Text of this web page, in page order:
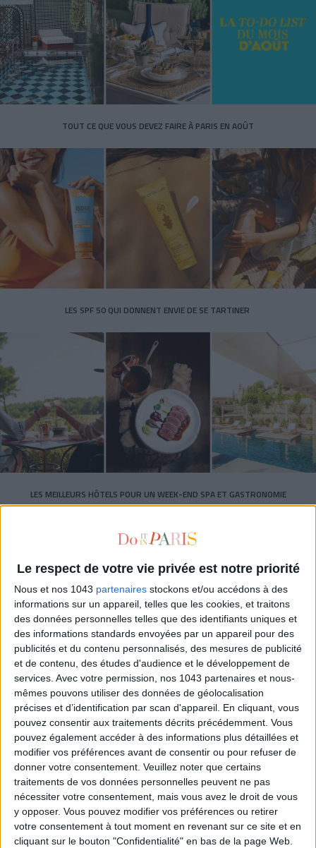
Le respect de votre vie privée est notre priorité
Nous et nos 1043 partenaires stockons et/ou accédons à des
informations sur un appareil, telles que les cookies, et traitons
des données personnelles telles que des identifiants uniques et
des informations standards envoyées par un appareil pour des
publicités et du contenu personnalisés, des mesures de publicité
et de contenu, des études d'audience et le développement de
services. Avec votre permission, nos 1043 partenaires et nous-
mêmes pouvons utiliser des données de géolocalisation
précises et d’identification par scan d'appareil. En cliquant, vous
pouvez consentir aux traitements décrits précédemment. Vous
pouvez également accéder à des informations plus détaillées et
modifier vos préférences avant de consentir ou pour refuser de
donner votre consentement. Veuillez noter que certains
traitements de vos données personnelles peuvent ne pas
nécessiter votre consentement, mais vous avez le droit de vous
y opposer. Vous pouvez modifier vos préférences ou retirer
votre consentement à tout moment en revenant sur ce site et en
cliquant sur le bouton "Confidentialité" en bas de la page Web.
TOUT CE QUE VOUS DEVEZ FAIRE À PARIS EN AOÛT
LES SPF 50 QUI DONNENT ENVIE DE SE TARTINER
LES MEILLEURS HÔTELS POUR UN WEEK-END SPA ET GASTRONOMIE
5 BONS ROMANS EN FORMAT POCHE À DÉVORER CET ÉTÉ